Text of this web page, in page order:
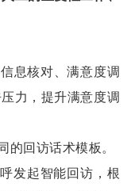
息核对、满意度调
力，提升满意度调
的回访话术模板。
发起智能回访，根